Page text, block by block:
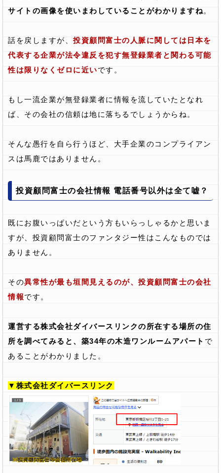
サイトの画像を使いまわしていることがわかりますね。
話を戻しますが、 投資顧問富士の人脈に関しては日本を
代表する企業が法令違反を犯す無登録業者と関わる可能
性は限りなくゼロに近いです。
もし一流企業が無登録業者に情報を流していたとなれ
ば、その会社の信頼は地に落ちるでしょうからね。
そんな愚行を自ら行うほど、大手企業のコンプライアン
スは馬鹿ではありません。
投資顧問富士の会社情報 電話番号以外は全て嘘？
既にお腹いっぱいだという方もいらっしゃるかと思いま
すが、投資顧問富士のファンタジー性はこんなものでは
ありません。
その異常性が最も垣間見えるのが、投資顧問富士の会社
情報です。
運営する株式会社ダイバースリンクの所在する場所の住
所を調べてみると、築34年の木造ワンルームアパート で
あることがわかりました。
▼株式会社ダイバースリンク